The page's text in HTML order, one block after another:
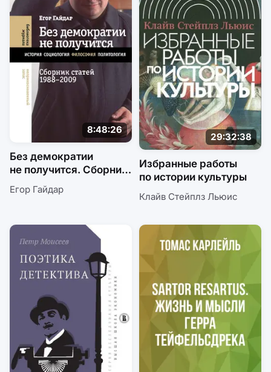
8:48:26
Без демократии
не получится. Сборник
статей, 1988–2009
Егор Гайдар
29:32:38
Избранные работы
по истории культуры
Клайв Стейплз Льюис